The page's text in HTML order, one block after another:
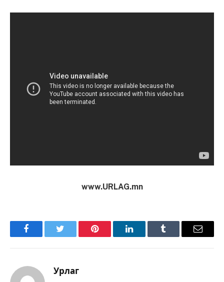
www.URLAG.mn
FacebookTwitter Pinterest LinkedInTumblr Имэйл
Урлаг